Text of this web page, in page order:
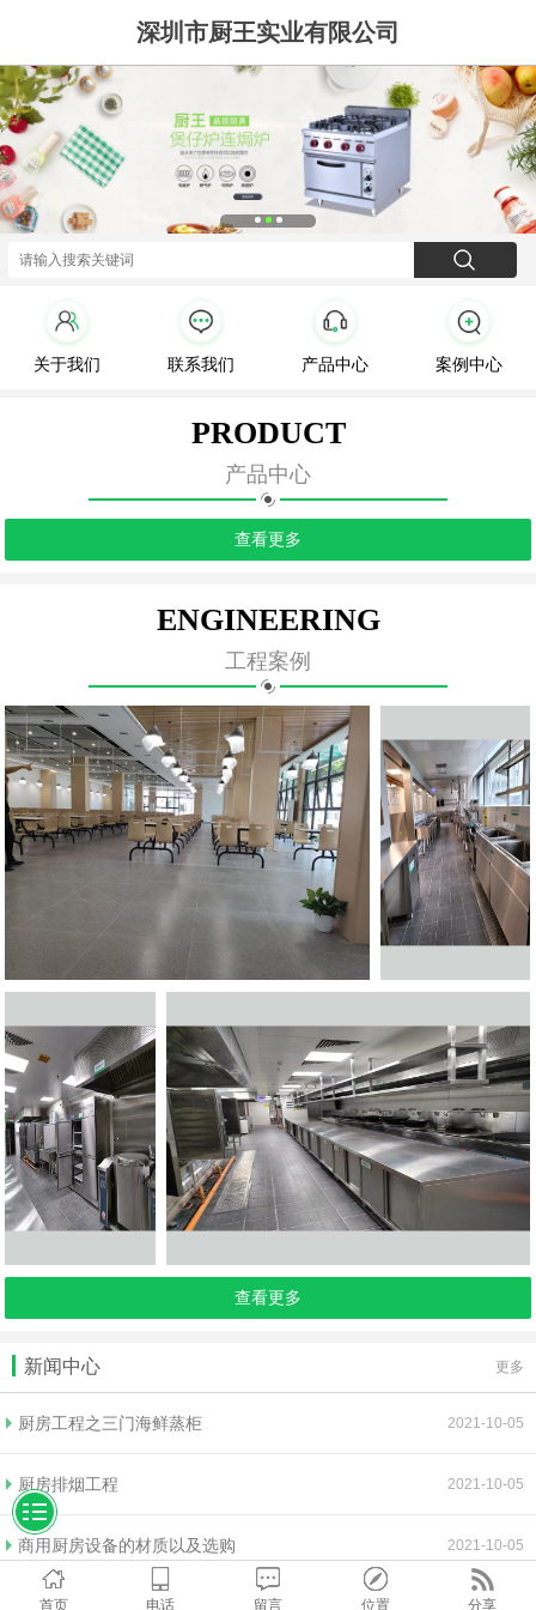
深圳市厨王实业有限公司
关于我们 联系我们 产品中心 案例中心
PRODUCT
产品中心
查看更多
ENGINEERING
工程案例
查看更多
新闻中心 更多
厨房工程之三门海鲜蒸柜 2021-10-05
厨房排烟工程 2021-10-05
商用厨房设备的材质以及选购 2021-10-05
首页 电话 留言 位置 分享